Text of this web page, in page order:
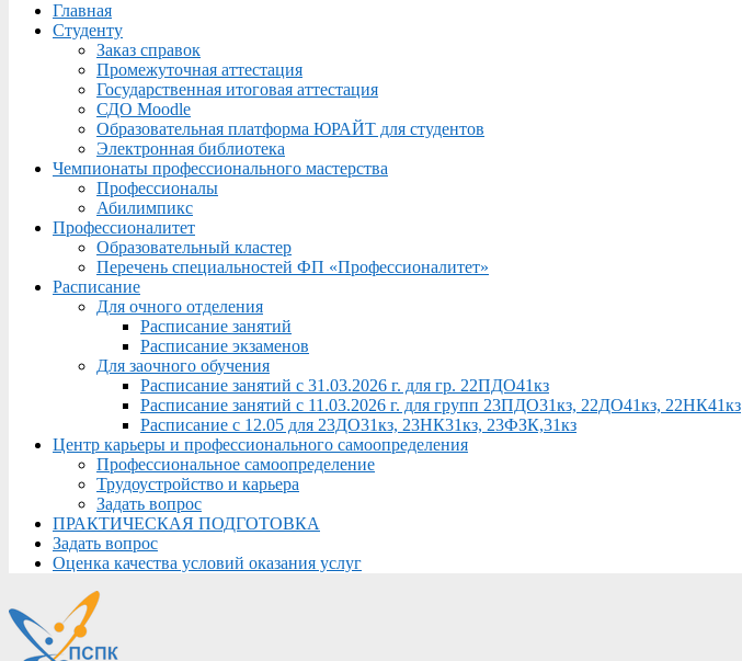
Menu
Главная
Студенту
Заказ справок
Промежуточная аттестация
Государственная итоговая аттестация
СДО Moodle
Образовательная платформа ЮРАЙТ для студентов
Электронная библиотека
Чемпионаты профессионального мастерства
Профессионалы
Абилимпикс
Профессионалитет
Образовательный кластер
Перечень специальностей ФП «Профессионалитет»
Расписание
Для очного отделения
Расписание занятий
Расписание экзаменов
Для заочного обучения
Расписание занятий с 31.03.2026 г. для гр. 22ПДО41кз
Расписание занятий с 11.03.2026 г. для групп 23ПДО31кз, 22ДО41кз, 22НК41кз
Расписание с 12.05 для 23ДО31кз, 23НК31кз, 23ФЗК,31кз
Центр карьеры и профессионального самоопределения
Профессиональное самоопределение
Трудоустройство и карьера
Задать вопрос
ПРАКТИЧЕСКАЯ ПОДГОТОВКА
Задать вопрос
Оценка качества условий оказания услуг